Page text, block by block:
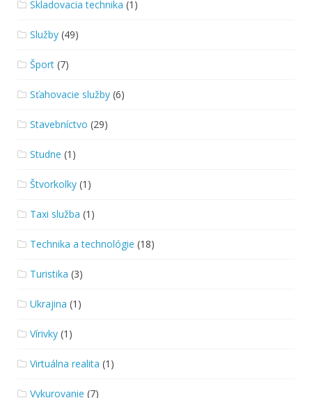
Skladovacia technika (1)
Služby (49)
Šport (7)
Sťahovacie služby (6)
Stavebníctvo (29)
Studne (1)
Štvorkolky (1)
Taxi služba (1)
Technika a technológie (18)
Turistika (3)
Ukrajina (1)
Vírivky (1)
Virtuálna realita (1)
Vykurovanie (7)